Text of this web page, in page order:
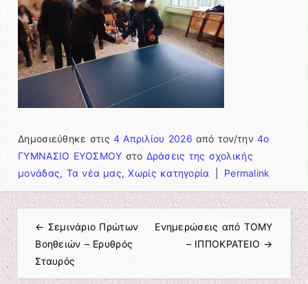
Δημοσιεύθηκε στις 4 Απριλίου 2026 από τον/την 4ο
ΓΥΜΝΑΣΙΟ ΕΥΟΣΜΟΥ στο Δράσεις της σχολικής
μονάδας, Τα νέα μας,Χωρίς κατηγορία Permalink
Πλοήγηση άρθρων
← Σεμινάριο Πρώτων
Βοηθειών – Ερυθρός
Σταυρός
Ενημερώσεις από ΤΟΜΥ
– ΙΠΠΟΚΡΑΤΕΙΟ →